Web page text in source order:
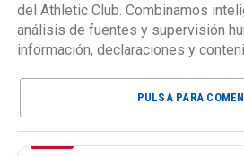
del Athletic Club. Combinamos
análisis de fuentes y supervisión
información, declaraciones y
PULSA PARA